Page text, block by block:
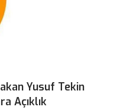
Yusuf Tekin
Açıklık